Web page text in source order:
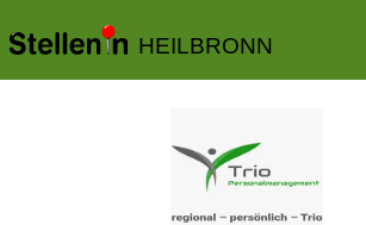
HEILBRONN